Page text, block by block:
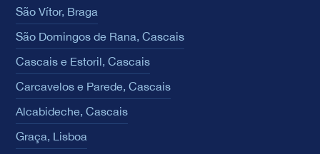
São Vítor, Braga
São Domingos de Rana, Cascais
Cascais e Estoril, Cascais
Carcavelos e Parede, Cascais
Alcabideche, Cascais
Graça, Lisboa